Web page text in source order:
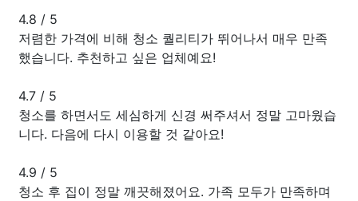
4.8 / 5
저렴한 가격에 비해 청소 퀄리티가 뛰어나서 매우 만족
했습니다. 추천하고 싶은 업체예요!
4.7 / 5
청소를 하면서도 세심하게 신경 써주셔서 정말 고마웠습
니다. 다음에 다시 이용할 것 같아요!
4.9 / 5
청소 후 집이 정말 깨끗해졌어요. 가족 모두가 만족하며